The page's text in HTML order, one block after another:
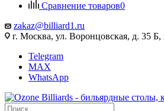
Сравнение товаров0
zakaz@billiard1.ru
г. Москва, ул. Воронцовская, д. 35
Telegram
MAX
WhatsApp